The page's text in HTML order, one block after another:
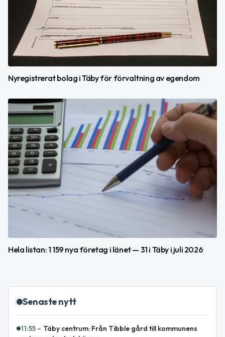
Nyregistrerat bolag i Täby för förvaltning av egendom
Hela listan: 1 159 nya företag i länet — 31 i Täby i juli 2026
Senaste nytt
11:55 – Täby centrum: Från Tibble gård till kommunens